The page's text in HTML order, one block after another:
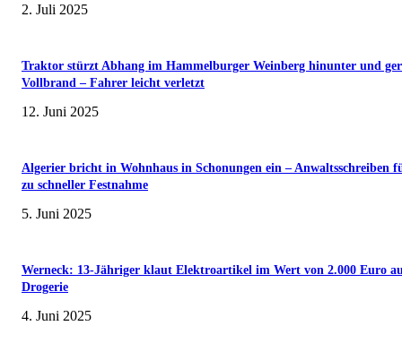
2. Juli 2025
Traktor stürzt Abhang im Hammelburger Weinberg hinunter und
Vollbrand – Fahrer leicht verletzt
12. Juni 2025
Algerier bricht in Wohnhaus in Schonungen ein – Anwaltsschreiben
zu schneller Festnahme
5. Juni 2025
Werneck: 13-Jähriger klaut Elektroartikel im Wert von 2.000 Euro
Drogerie
4. Juni 2025